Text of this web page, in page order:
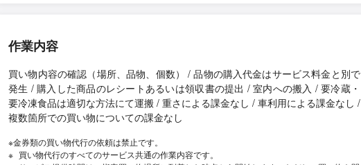
作業内容
買い物内容の確認（場所、品物、個数） / 品物の購入代金はサービス料金と別で
発生 / 購入した商品のレシートあるいは領収書の提出 / 室内への搬入 / 要冷蔵・
要冷凍食品は適切な方法にて運搬 / 重さによる課金なし / 車利用による課金なし /
複数箇所での買い物についての課金なし
※金券類の買い物代行の依頼は禁止です。
買い物代行のすべてのサービス共通の作業内容です。